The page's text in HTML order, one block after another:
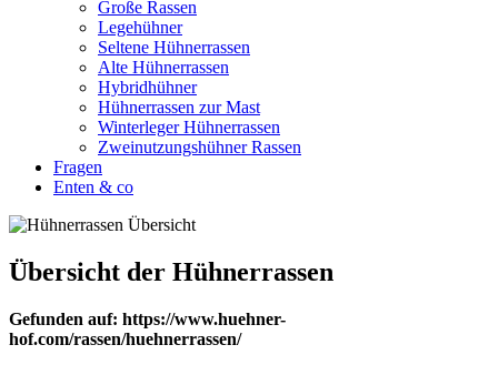
Große Rassen
Legehühner
Seltene Hühnerrassen
Alte Hühnerrassen
Hybridhühner
Hühnerrassen zur Mast
Winterleger Hühnerrassen
Zweinutzungshühner Rassen
Fragen
Enten & co
Übersicht der Hühnerrassen
Gefunden auf: https://www.huehner-
hof.com/rassen/huehnerrassen/